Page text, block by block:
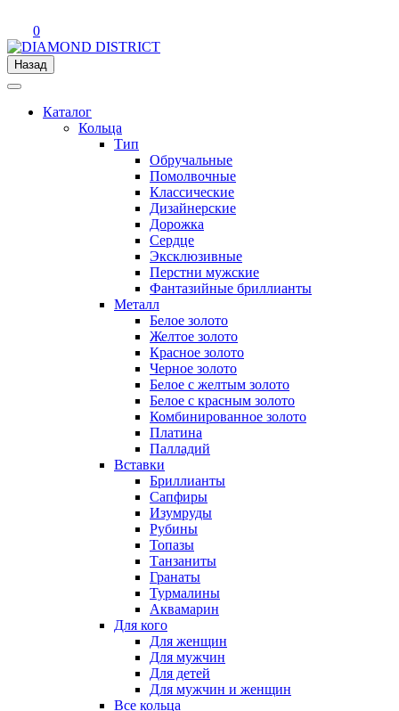
0
Назад
Каталог
Кольца
Тип
Обручальные
Помолвочные
Классические
Дизайнерские
Дорожка
Сердце
Эксклюзивные
Перстни мужские
Фантазийные бриллианты
Металл
Белое золото
Желтое золото
Красное золото
Черное золото
Белое с желтым золото
Белое с красным золото
Комбинированное золото
Платина
Палладий
Вставки
Бриллианты
Сапфиры
Изумруды
Рубины
Топазы
Танзаниты
Гранаты
Турмалины
Аквамарин
Для кого
Для женщин
Для мужчин
Для детей
Для мужчин и женщин
Все кольца